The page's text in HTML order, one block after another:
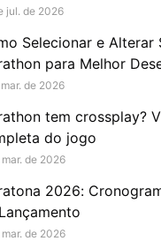
jul. de 2026
Selecionar e Alterar
para Melhor
de 2026
tem crossplay?
do jogo
de 2026
2026:
de 2026